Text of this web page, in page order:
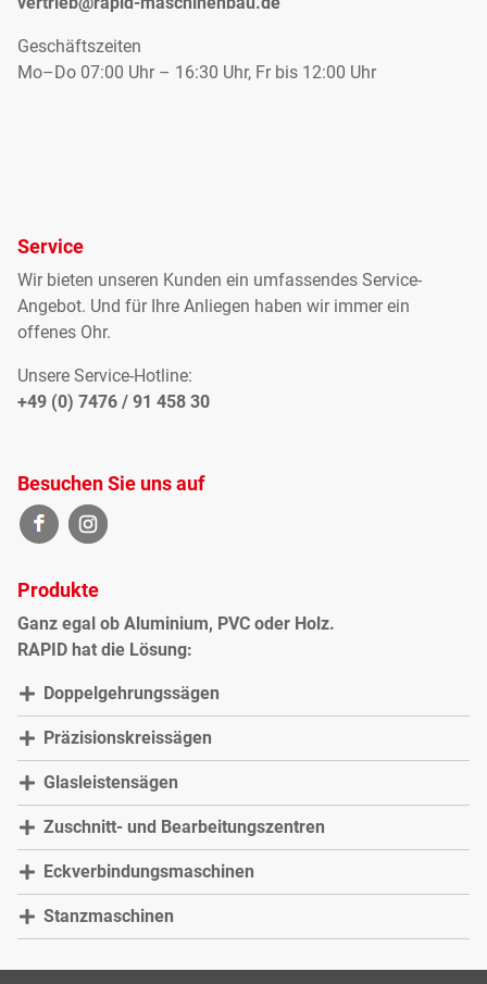
Geschäftszeiten
Mo–Do 07:00 Uhr – 16:30 Uhr, Fr bis 12:00 Uhr
Service
Wir bieten unseren Kunden ein umfassendes Service-
Angebot. Und für Ihre Anliegen haben wir immer ein
offenes Ohr.
Unsere Service-Hotline:
+49 (0) 7476 / 91 458 30
Besuchen Sie uns auf
Produkte
Ganz egal ob Aluminium, PVC oder Holz.
RAPID hat die Lösung:
Doppelgehrungssägen
Präzisionskreissägen
Glasleistensägen
Zuschnitt- und Bearbeitungszentren
Eckverbindungsmaschinen
Stanzmaschinen